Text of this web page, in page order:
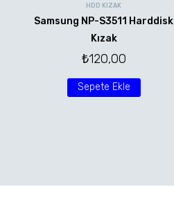
HDD KIZAK
Samsung NP-S3511 Harddisk
Kızak
₺120,00
Sepete Ekle